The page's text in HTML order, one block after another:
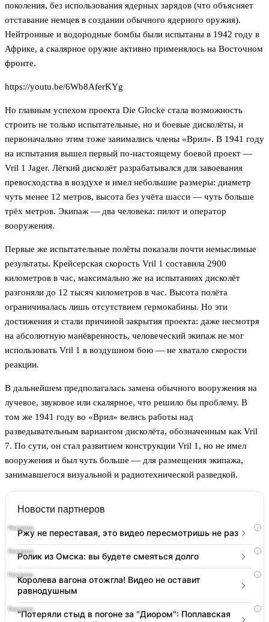
поколения, без использования ядерных зарядов (что объясняет
отставание немцев в создании обычного ядерного оружия).
Нейтронные и водородные бомбы были испытаны в 1942 году в
Африке, а скалярное оружие активно применялось на Восточном
фронте.
https://youtu.be/6Wb8AferKYg
Но главным успехом проекта Die Glocke стала возможность
строить не только испытательные, но и боевые дисколёты, и
первоначально этим тоже занимались члены «Врил». В 1941 году
на испытания вышел первый по-настоящему боевой проект —
Vril 1 Jager. Лёгкий дисколёт разрабатывался для завоевания
превосходства в воздухе и имел небольшие размеры: диаметр
чуть менее 12 метров, высота без учёта шасси — чуть больше
трёх метров. Экипаж — два человека: пилот и оператор
вооружения.
Первые же испытательные полёты показали почти немыслимые
результаты. Крейсерская скорость Vril 1 составила 2900
километров в час, максимально же на испытаниях дисколёт
разгоняли до 12 тысяч километров в час. Высота полёта
ограничивалась лишь отсутствием гермокабины. Но эти
достижения и стали причиной закрытия проекта: даже несмотря
на абсолютную манёвренность, человеческий экипаж не мог
использовать Vril 1 в воздушном бою — не хватало скорости
реакции.
В дальнейшем предполагалась замена обычного вооружения на
лучевое, звуковое или скалярное, что решило бы проблему. В
том же 1941 году во «Врил» велись работы над
разведывательным вариантом дисколёта, обозначенным как Vril
7. По сути, он стал развитием конструкции Vril 1, но не имел
вооружения и был чуть больше — для размещения экипажа,
занимавшегося визуальной и радиотехнической разведкой.
Новости партнеров
i
Ржу не переставая, это видео пересмотришь не раз
i
Ролик из Омска: вы будете смеяться долго
i
Королева вагона отожгла! Видео не оставит
равнодушным
i
"Потеряли стыд в погоне за "Диором": Поплавская